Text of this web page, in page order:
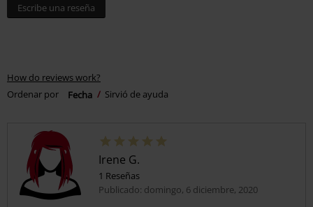
Escribe una reseña
How do reviews work?
Ordenar por
Fecha Sirvió de ayuda
Irene G.
1 Reseñas
Publicado: domingo, 6 diciembre, 2020